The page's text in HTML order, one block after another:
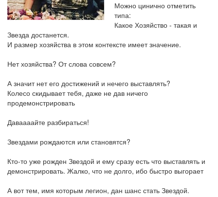
Можно цинично отметить
типа:
Какое Хозяйство - такая и
Звезда достанется.
И размер хозяйства в этом контексте имеет значение.
Нет хозяйства? От слова совсем?
А значит нет его достижений и нечего выставлять?
Колесо скидывает тебя, даже не дав ничего
продемонстрировать
Даваааайте разбираться!
Звездами рождаются или становятся?
Кто-то уже рожден Звездой и ему сразу есть что выставлять и
демонстрировать. Жалко, что не долго, ибо быстро выгорает
А вот тем, имя которым легион, дан шанс стать Звездой.